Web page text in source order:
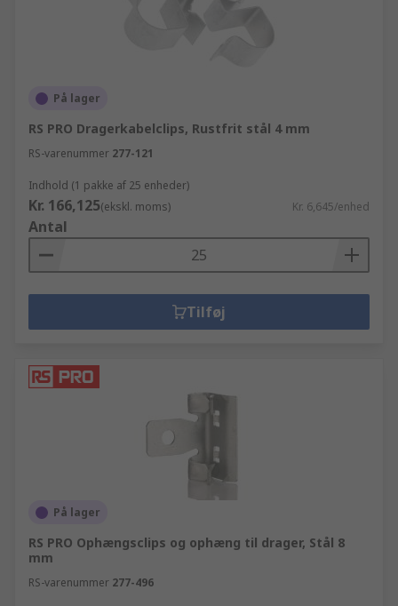
På lager
RS PRO Dragerkabelclips, Rustfrit stål 4 mm
RS-varenummer 277-121
Indhold (1 pakke af 25 enheder)
Kr. 166,125(ekskl. moms) Kr. 6,645/enhed
Antal
Tilføj
På lager
RS PRO Ophængsclips og ophæng til drager, Stål 8
mm
RS-varenummer 277-496